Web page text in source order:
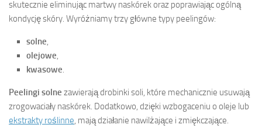
skutecznie eliminując martwy naskórek oraz poprawiając ogólną
kondycję skóry. Wyróżniamy trzy główne typy peelingów:
solne,
olejowe,
kwasowe.
Peelingi solne zawierają drobinki soli, które mechanicznie usuwają
zrogowaciały naskórek. Dodatkowo, dzięki wzbogaceniu o oleje lub
ekstrakty roślinne, mają działanie nawilżające i zmiękczające.